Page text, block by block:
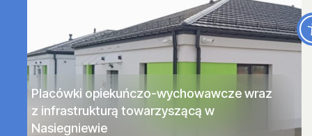
Placówki opiekuńczo-wychowawcze wraz
z infrastrukturą towarzyszącą w
Nasiegniewie